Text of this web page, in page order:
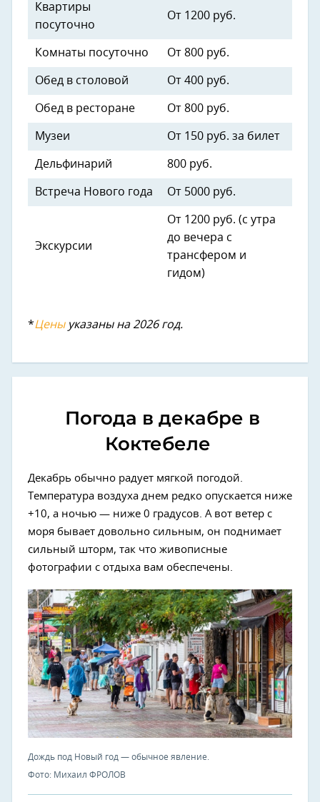
Квартиры
посуточно
От 1200 руб.
Комнаты посуточно От 800 руб.
Обед в столовой От 400 руб.
Обед в ресторане От 800 руб.
Музеи От 150 руб. за билет
Дельфинарий 800 руб.
Встреча Нового года От 5000 руб.
Экскурсии
От 1200 руб. (с утра
до вечера с
трансфером и
гидом)
*Ценыуказаны на 2026 год.
Погода в декабре в
Коктебеле
Декабрь обычно радует мягкой погодой.
Температура воздуха днем редко опускается ниже
+10, а ночью — ниже 0 градусов. А вот ветер с
моря бывает довольно сильным, он поднимает
сильный шторм, так что живописные
фотографии с отдыха вам обеспечены.
Дождь под Новый год — обычное явление.
Фото: Михаил ФРОЛОВ